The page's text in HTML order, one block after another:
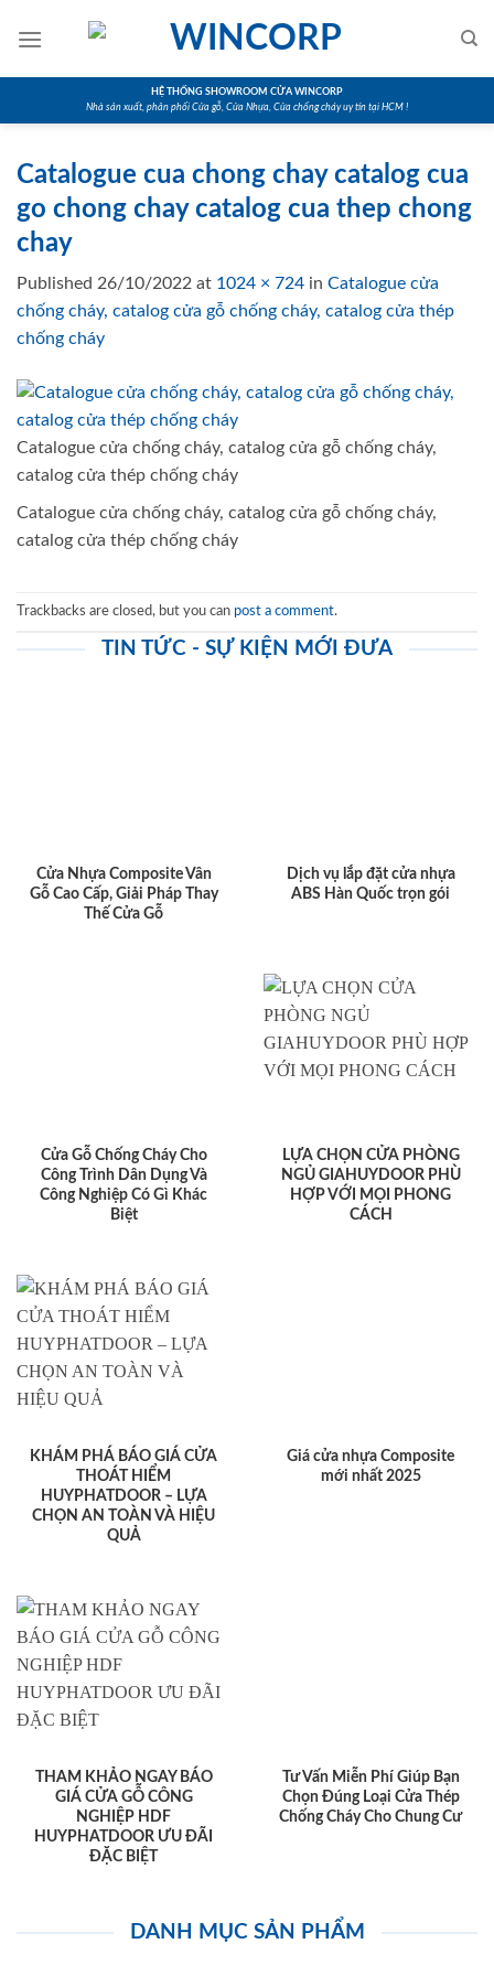
HỆ THỐNG SHOWROOM CỬA WINCORP
Nhà sản xuất, phân phối Cửa gỗ, Cửa Nhựa, Cửa chống cháy uy tín tại HCM !
Catalogue cua chong chay catalog cua
go chong chay catalog cua thep chong
chay
Published 26/10/2022 at 1024 × 724 in Catalogue cửa
chống cháy, catalog cửa gỗ chống cháy, catalog cửa thép
chống cháy
Catalogue cửa chống cháy, catalog cửa gỗ chống cháy,
catalog cửa thép chống cháy
Catalogue cửa chống cháy, catalog cửa gỗ chống cháy,
catalog cửa thép chống cháy
Trackbacks are closed, but you can post a comment.
TIN TỨC - SỰ KIỆN MỚI ĐƯA
Cửa Nhựa Composite Vân
Gỗ Cao Cấp, Giải Pháp Thay
Thế Cửa Gỗ
Dịch vụ lắp đặt cửa nhựa
ABS Hàn Quốc trọn gói
Cửa Gỗ Chống Cháy Cho
Công Trình Dân Dụng Và
Công Nghiệp Có Gì Khác
Biệt
LỰA CHỌN CỬA PHÒNG
NGỦ GIAHUYDOOR PHÙ
HỢP VỚI MỌI PHONG
CÁCH
KHÁM PHÁ BÁO GIÁ CỬA
THOÁT HIỂM
HUYPHATDOOR – LỰA
CHỌN AN TOÀN VÀ HIỆU
QUẢ
Giá cửa nhựa Composite
mới nhất 2025
THAM KHẢO NGAY BÁO
GIÁ CỬA GỖ CÔNG
NGHIỆP HDF
HUYPHATDOOR ƯU ĐÃI
ĐẶC BIỆT
Tư Vấn Miễn Phí Giúp Bạn
Chọn Đúng Loại Cửa Thép
Chống Cháy Cho Chung Cư
DANH MỤC SẢN PHẨM